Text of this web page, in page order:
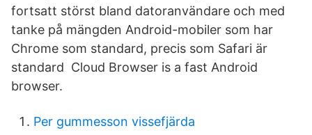
fortsatt störst bland datoranvändare och med
tanke på mängden Android-mobiler som har
Chrome som standard, precis som Safari är
standard Cloud Browser is a fast Android
browser.
Per gummesson vissefjärda